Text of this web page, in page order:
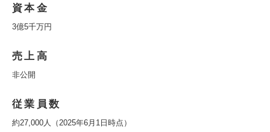
資本金
3億5千万円
売上高
非公開
従業員数
約27,000人（2025年6月1日時点）